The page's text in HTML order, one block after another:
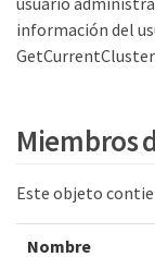
información del
Miembros
Este objeto
Nombre